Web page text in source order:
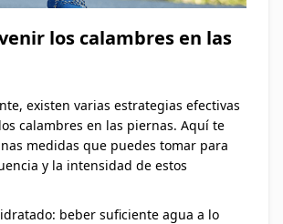
los calambres en las
existen varias estrategias efectivas
calambres en las piernas. Aquí te
medidas que puedes tomar para
y la intensidad de estos
beber suficiente agua a lo